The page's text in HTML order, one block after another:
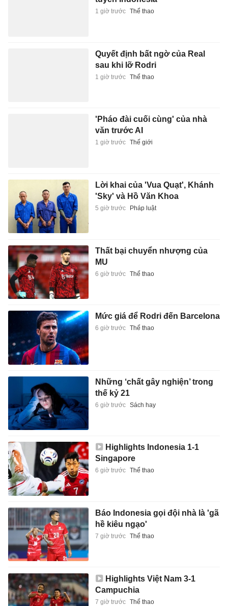
1 giờ trước Thể thao
Quyết định bất ngờ của Real
sau khi lỡ Rodri
1 giờ trước Thể thao
'Pháo đài cuối cùng' của nhà
văn trước AI
1 giờ trước Thế giới
Lời khai của 'Vua Quạt', Khánh
'Sky' và Hồ Văn Khoa
5 giờ trước Pháp luật
Thất bại chuyển nhượng của
MU
6 giờ trước Thể thao
Mức giá để Rodri đến Barcelona
6 giờ trước Thể thao
Những ‘chất gây nghiện’ trong
thế kỷ 21
6 giờ trước Sách hay
Highlights Indonesia 1-1
Singapore
6 giờ trước Thể thao
Báo Indonesia gọi đội nhà là 'gã
hề kiêu ngạo'
7 giờ trước Thể thao
Highlights Việt Nam 3-1
Campuchia
7 giờ trước Thể thao